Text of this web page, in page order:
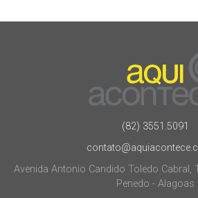
(82) 3551.5091
Avenida Antonio Candido Toledo Cabral,
Penedo - Alagoas